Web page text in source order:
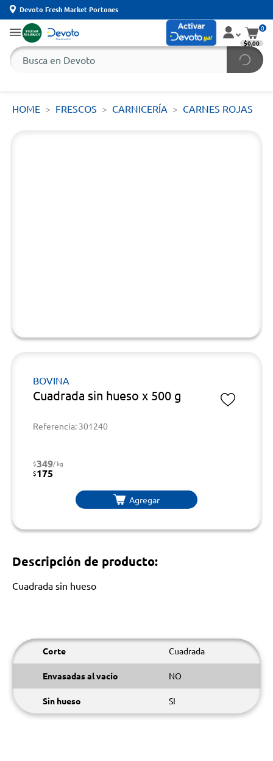
Devoto Fresh Market Portones
0
$0,00
HOME FRESCOS CARNICERÍA CARNES ROJAS
BOVINA
Cuadrada sin hueso x 500 g
Referencia: 301240
$349/ kg
$175
Agregar
Descripción de producto:
Cuadrada sin hueso
Corte Cuadrada
Envasadas al vacío NO
Sin hueso SI